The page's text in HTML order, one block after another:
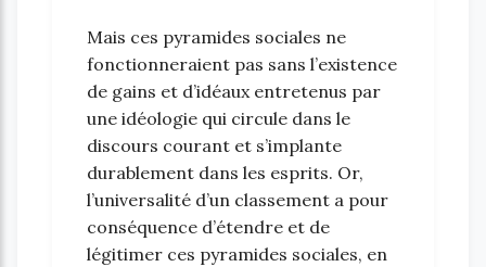
Mais ces pyramides sociales ne
fonctionneraient pas sans l’existence
de gains et d’idéaux entretenus par
une idéologie qui circule dans le
discours courant et s’implante
durablement dans les esprits. Or,
l’universalité d’un classement a pour
conséquence d’étendre et de
légitimer ces pyramides sociales, en